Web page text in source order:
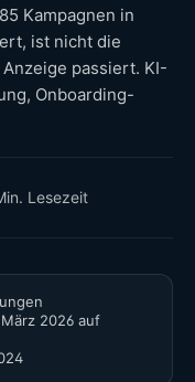
Kampagnen in
ist nicht die
passiert. KI-
Onboarding-
Lesezeit
März 2026 auf